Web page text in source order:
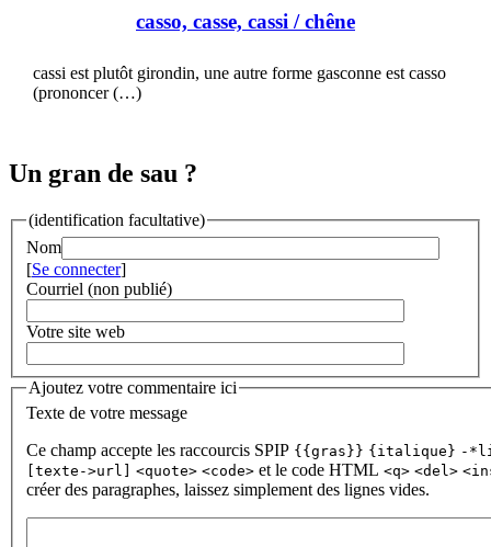
casso, casse, cassi / chêne
cassi est plutôt girondin, une autre forme gasconne est casso
(prononcer (…)
Un gran de sau ?
(identification facultative)
Nom
[Se connecter]
Courriel (non publié)
Votre site web
Ajoutez votre commentaire ici
Texte de votre message
Ce champ accepte les raccourcis SPIP {{gras}} {italique} -
[texte->url]
<quote> <code> et le code HTML <q> <del>
créer des paragraphes, laissez simplement des lignes vides.